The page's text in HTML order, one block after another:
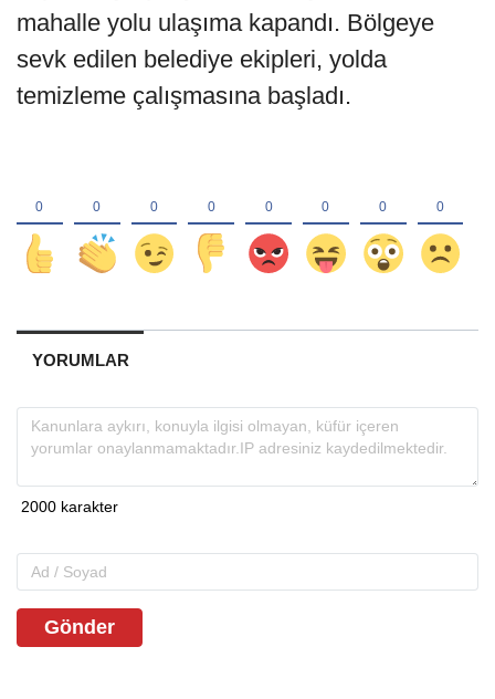
mahalle yolu ulaşıma kapandı. Bölgeye
sevk edilen belediye ekipleri, yolda
temizleme çalışmasına başladı.
YORUMLAR
Gönder